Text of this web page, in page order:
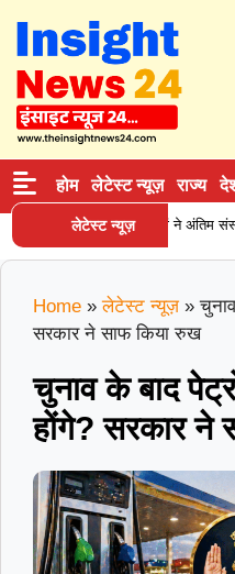
होम लेटेस्ट न्यूज़ राज्य
लेटेस्ट न्यूज़
कारोबारी की मौत, बेटियों ने अंतिम
Home » लेटेस्ट न्यूज़ »
सरकार ने साफ किया रुख
चुनाव के बाद
होंगे? सरकार ने